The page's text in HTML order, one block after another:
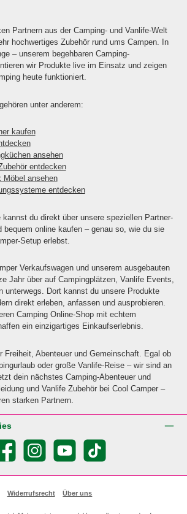
Partnern aus der Camping- und Vanlife-Welt
hochwertiges Zubehör rund ums Campen. In
– unserem begehbaren Camping-
wir Produkte live im Einsatz und zeigen
heute funktioniert.
unter anderem:
kaufen
ansehen
entdecken
Möbel ansehen
entdecken
du direkt über unsere speziellen Partner-
bequem online kaufen – genau so, wie du sie
Setup erlebst.
Verkaufswagen und unserem ausgebauten
Jahr über auf Campingplätzen, Vanlife Events,
unterwegs. Dort kannst du unsere Produkte
direkt erleben, anfassen und ausprobieren.
Camping Online-Shop mit echtem
ein einzigartiges Einkaufserlebnis.
Freiheit, Abenteuer und Gemeinschaft. Egal ob
oder große Vanlife-Reise – wir sind an
dein nächstes Camping-Abenteuer und
und Vanlife Zubehör bei Cool Camper –
starken Partnern.
Instagram YouTube TikTok
Widerrufsrecht Über uns